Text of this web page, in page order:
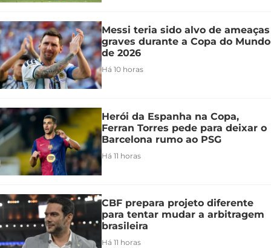
Messi teria sido alvo de ameaças
graves durante a Copa do Mundo
de 2026
Há 10 horas
Herói da Espanha na Copa,
Ferran Torres pede para deixar o
Barcelona rumo ao PSG
Há 11 horas
CBF prepara projeto diferente
para tentar mudar a arbitragem
brasileira
Há 11 horas